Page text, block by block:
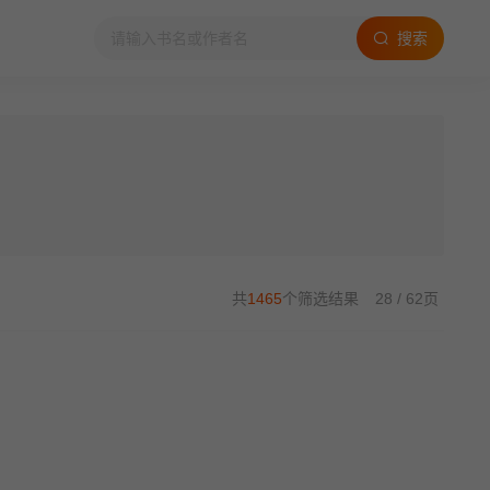
搜索
28 / 62页
共1465个筛选结果